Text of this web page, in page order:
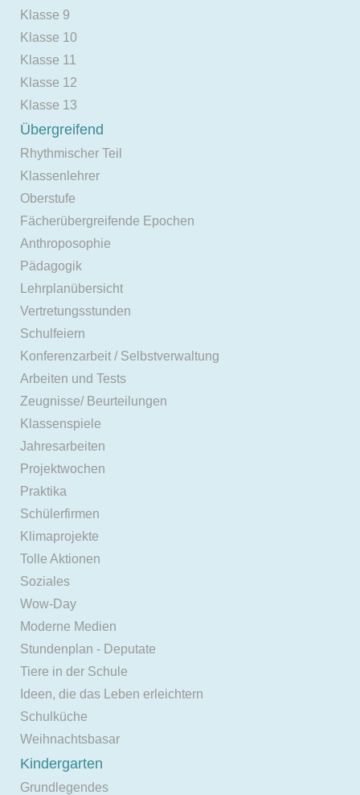
Klasse 9
Klasse 10
Klasse 11
Klasse 12
Klasse 13
Übergreifend
Rhythmischer Teil
Klassenlehrer
Oberstufe
Fächerübergreifende Epochen
Anthroposophie
Pädagogik
Lehrplanübersicht
Vertretungsstunden
Schulfeiern
Konferenzarbeit / Selbstverwaltung
Arbeiten und Tests
Zeugnisse/ Beurteilungen
Klassenspiele
Jahresarbeiten
Projektwochen
Praktika
Schülerfirmen
Klimaprojekte
Tolle Aktionen
Soziales
Wow-Day
Moderne Medien
Stundenplan - Deputate
Tiere in der Schule
Ideen, die das Leben erleichtern
Schulküche
Weihnachtsbasar
Kindergarten
Grundlegendes